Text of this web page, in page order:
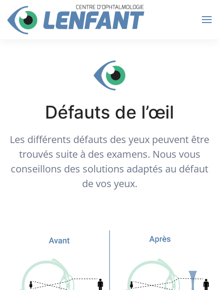
Passer au contenu principal
Défauts de l’œil
Les différents défauts des yeux peuvent être
trouvés suite à des examens. Nous vous
conseillons des solutions adaptés au défaut
de vos yeux.